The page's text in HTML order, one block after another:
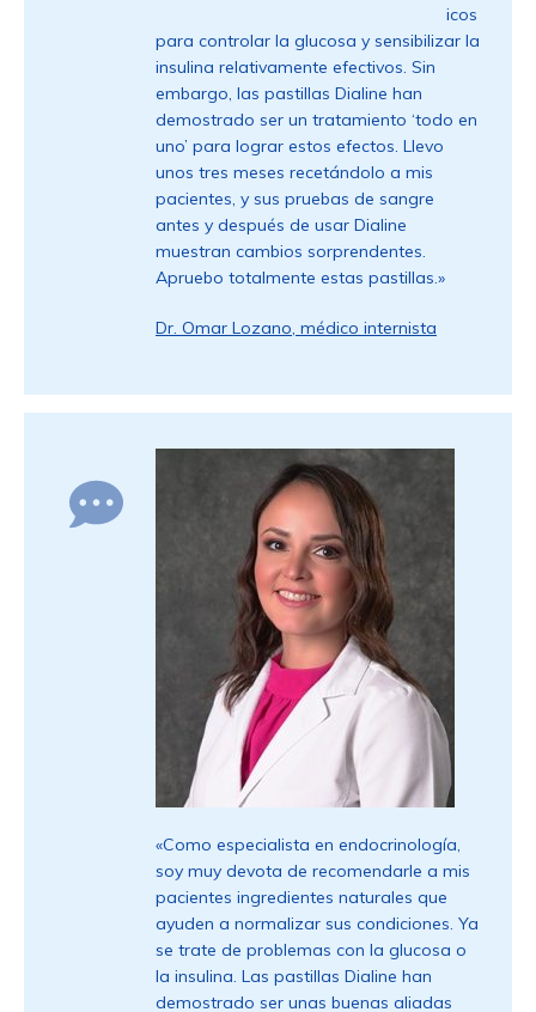
icos
para controlar la glucosa y sensibilizar la
insulina relativamente efectivos. Sin
embargo, las pastillas Dialine han
demostrado ser un tratamiento ‘todo en
uno’ para lograr estos efectos. Llevo
unos tres meses recetándolo a mis
pacientes, y sus pruebas de sangre
antes y después de usar Dialine
muestran cambios sorprendentes.
Apruebo totalmente estas pastillas.»
Dr. Omar Lozano, médico internista
«Como especialista en endocrinología,
soy muy devota de recomendarle a mis
pacientes ingredientes naturales que
ayuden a normalizar sus condiciones. Ya
se trate de problemas con la glucosa o
la insulina. Las pastillas Dialine han
demostrado ser unas buenas aliadas